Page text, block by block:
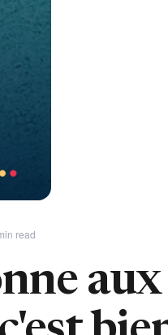
read
aux